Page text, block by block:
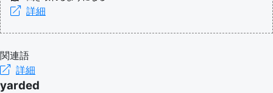
詳細
関連語
詳細
yarded